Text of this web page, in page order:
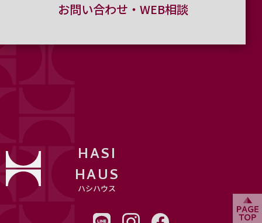
お問い合わせ・WEB相談
HASI
HAUS
ハシハウス